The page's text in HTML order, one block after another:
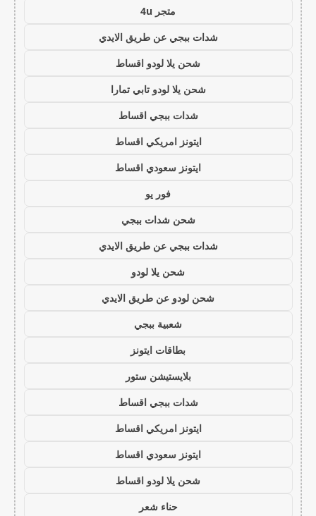
متجر 4u
شدات ببجي عن طريق الايدي
شحن يلا لودو اقساط
شحن يلا لودو تابي تمارا
شدات ببجي اقساط
ايتونز امريكي اقساط
ايتونز سعودي اقساط
فور يو
شحن شدات ببجي
شدات ببجي عن طريق الايدي
شحن يلا لودو
شحن لودو عن طريق الايدي
شعبية ببجي
بطاقات ايتونز
بلايستيشن ستور
شدات ببجي اقساط
ايتونز امريكي اقساط
ايتونز سعودي اقساط
شحن يلا لودو اقساط
حناء شعر